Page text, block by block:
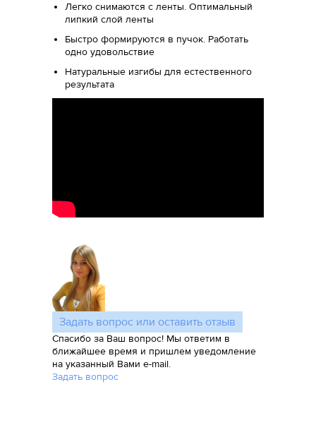
Легко снимаются с ленты. Оптимальный
липкий слой ленты
Быстро формируются в пучок. Работать
одно удовольствие
Натуральные изгибы для естественного
результата
Задать вопрос или оставить отзыв
Спасибо за Ваш вопрос! Мы ответим в
ближайшее время и пришлем уведомление
на указанный Вами e-mail.
Задать вопрос